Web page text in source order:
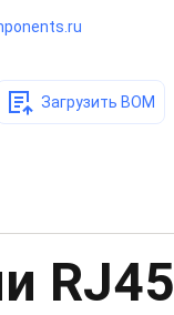
Загрузить BOM
RJ45